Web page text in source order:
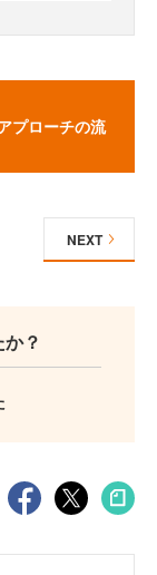
プローチの流
NEXT
？